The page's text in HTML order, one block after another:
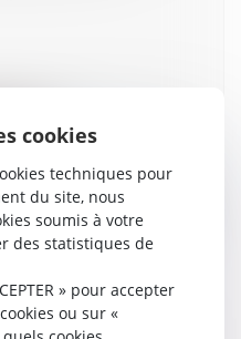
d’essai ne peut
cookies
techniques pour
du site, nous
soumis à votre
des statistiques de
» pour accepter
ou sur «